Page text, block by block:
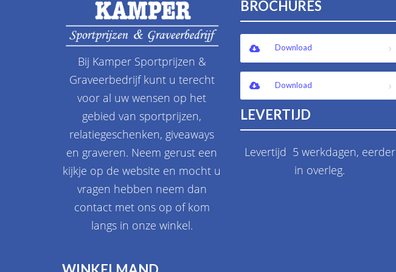
Bij Kamper Sportprijzen &
Graveerbedrijf kunt u terecht
voor al uw wensen op het
gebied van sportprijzen,
relatiegeschenken, giveaways
en graveren. Neem gerust een
kijkje op de website en mocht u
vragen hebben neem dan
contact met ons op of kom
langs in onze winkel.
BROCHURES
Download
Download
LEVERTIJD
Levertijd 5 werkdagen, eerder
in overleg.